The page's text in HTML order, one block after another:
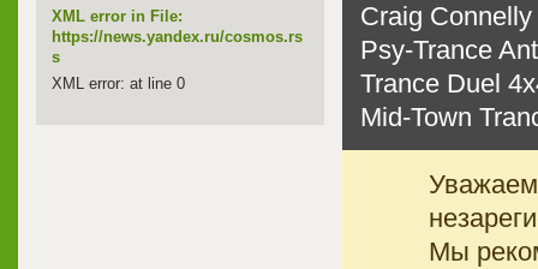
Craig
Psy-Trance
Trance Duel
Mid-Town
Мы
XML error in File:
https://news.yandex.ru/cosmos.rs
s
XML error: at line 0